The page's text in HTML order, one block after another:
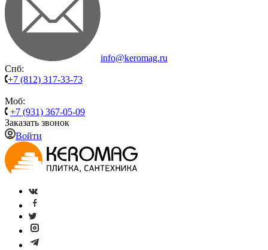
info@keromag.ru
Спб:
+7 (812) 317-33-73
Моб:
+7 (931) 367-05-09
Заказать звонок
Войти